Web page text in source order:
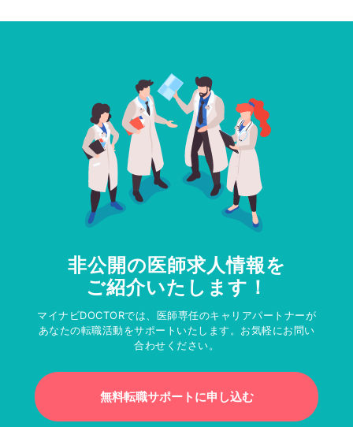
非公開の医師求人情報を
ご紹介いたします！
マイナビDOCTORでは、医師専任のキャリアパートナーが
あなたの転職活動をサポートいたします。お気軽にお問い
合わせください。
無料転職サポートに申し込む